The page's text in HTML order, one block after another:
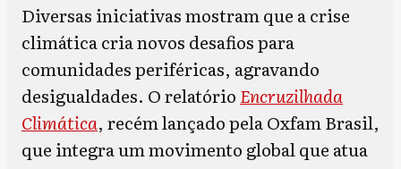
Diversas iniciativas mostram que a crise
climática cria novos desafios para
comunidades periféricas, agravando
desigualdades. O relatório Encruzilhada
Climática, recém lançado pela Oxfam Brasil,
que integra um movimento global que atua